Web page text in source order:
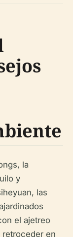
la
y
las
el ajetreo
retroceder en